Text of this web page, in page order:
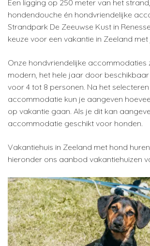
Een ligging op 250 meter van het
hondendouche én hondvriendelijke
Strandpark De Zeeuwse Kust in
keuze voor een vakantie in Zeeland met
Onze hondvriendelijke accommodaties
modern, het hele jaar door
voor 4 tot 8 personen. Na het
accommodatie kun je aangeven
op vakantie gaan. Als je dit kan
accommodatie geschikt voor honden.
Vakantiehuis in Zeeland met hond
hieronder ons aanbod vakantiehuizen